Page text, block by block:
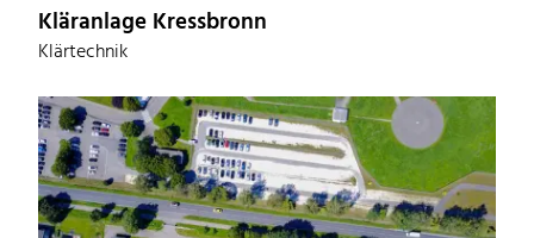
Kläranlage Kressbronn
Klärtechnik